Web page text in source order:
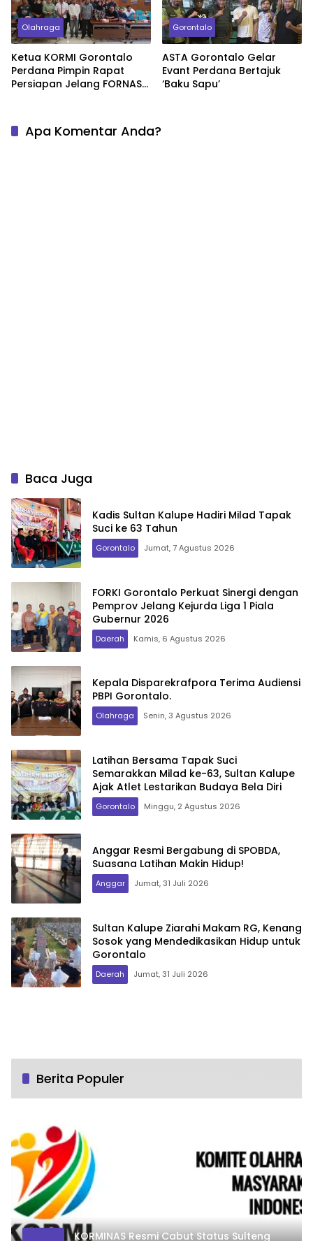
Olahraga
Ketua KORMI Gorontalo
Perdana Pimpin Rapat
Persiapan Jelang FORNAS
Gorontalo
ASTA Gorontalo Gelar
Evant Perdana Bertajuk
‘Baku Sapu’
Apa Komentar Anda?
Baca Juga
Kadis Sultan Kalupe Hadiri Milad Tapak
Suci ke 63 Tahun
Gorontalo Jumat, 7 Agustus 2026
FORKI Gorontalo Perkuat Sinergi dengan
Pemprov Jelang Kejurda Liga 1 Piala
Gubernur 2026
Daerah Kamis, 6 Agustus 2026
Kepala Disparekrafpora Terima Audiensi
PBPI Gorontalo.
Olahraga Senin, 3 Agustus 2026
Latihan Bersama Tapak Suci
Semarakkan Milad ke-63, Sultan Kalupe
Ajak Atlet Lestarikan Budaya Bela Diri
Gorontalo Minggu, 2 Agustus 2026
Anggar Resmi Bergabung di SPOBDA,
Suasana Latihan Makin Hidup!
Anggar Jumat, 31 Juli 2026
Sultan Kalupe Ziarahi Makam RG, Kenang
Sosok yang Mendedikasikan Hidup untuk
Gorontalo
Daerah Jumat, 31 Juli 2026
Berita Populer
KORMINAS Resmi Cabut Status Sulteng